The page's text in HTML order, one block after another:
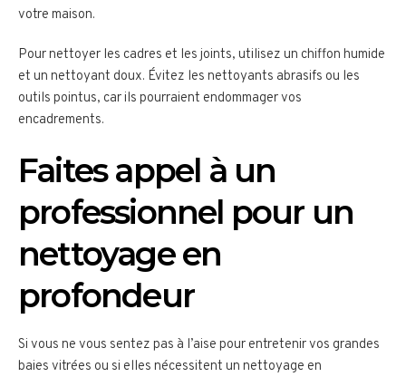
votre maison.
Pour nettoyer les cadres et les joints, utilisez un chiffon humide
et un nettoyant doux. Évitez les nettoyants abrasifs ou les
outils pointus, car ils pourraient endommager vos
encadrements.
Faites appel à un
professionnel pour un
nettoyage en
profondeur
Si vous ne vous sentez pas à l’aise pour entretenir vos grandes
baies vitrées ou si elles nécessitent un nettoyage en